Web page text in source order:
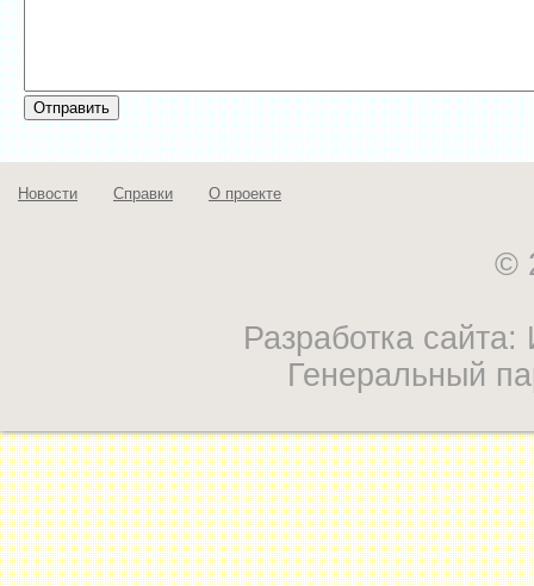
Новости Справки О проекте
©
Разработка
Генеральный